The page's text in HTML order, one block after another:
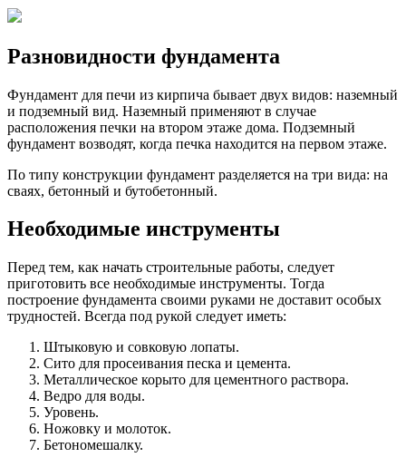
Разновидности фундамента
Фундамент для печи из кирпича бывает двух видов: наземный
и подземный вид. Наземный применяют в случае
расположения печки на втором этаже дома. Подземный
фундамент возводят, когда печка находится на первом этаже.
По типу конструкции фундамент разделяется на три вида: на
сваях, бетонный и бутобетонный.
Необходимые инструменты
Перед тем, как начать строительные работы, следует
приготовить все необходимые инструменты. Тогда
построение фундамента своими руками не доставит особых
трудностей. Всегда под рукой следует иметь:
Штыковую и совковую лопаты.
Сито для просеивания песка и цемента.
Металлическое корыто для цементного раствора.
Ведро для воды.
Уровень.
Ножовку и молоток.
Бетономешалку.